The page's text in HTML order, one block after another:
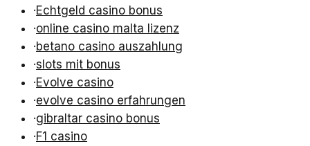
·Echtgeld casino bonus
·online casino malta lizenz
·betano casino auszahlung
·slots mit bonus
·Evolve casino
·evolve casino erfahrungen
·gibraltar casino bonus
·F1 casino